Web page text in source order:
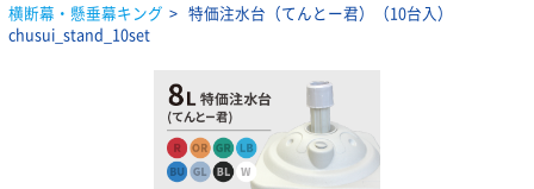
横断幕・懸垂幕キング > 特価注水台（てんとー君）（10台入）
chusui_stand_10set